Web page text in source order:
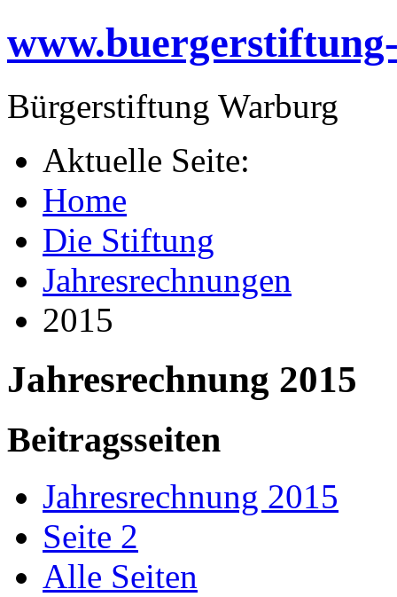
Bürgerstiftung Warburg
Aktuelle Seite:
Home
Die Stiftung
Jahresrechnungen
2015
Jahresrechnung 2015
Beitragsseiten
Jahresrechnung 2015
Seite 2
Alle Seiten